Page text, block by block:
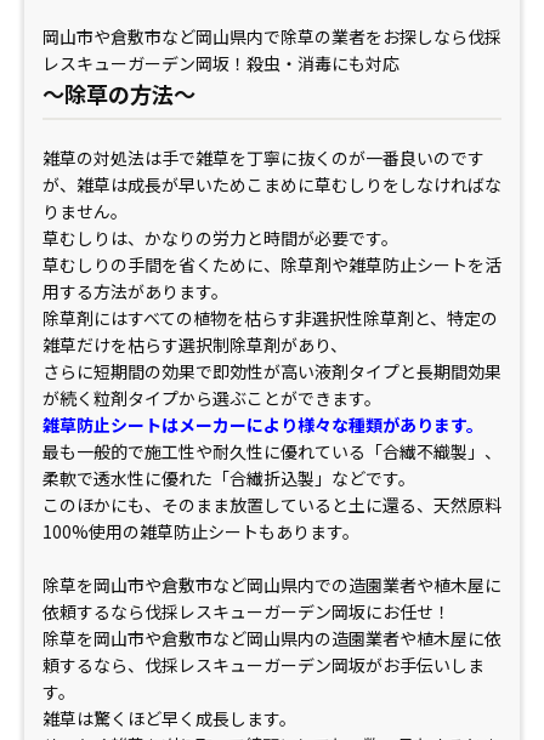
岡山市や倉敷市など岡山県内で除草の業者をお探しなら伐採
レスキューガーデン岡坂！殺虫・消毒にも対応
～除草の方法～
雑草の対処法は手で雑草を丁寧に抜くのが一番良いのです
が、雑草は成長が早いためこまめに草むしりをしなければな
りません。
草むしりは、かなりの労力と時間が必要です。
草むしりの手間を省くために、除草剤や雑草防止シートを活
用する方法があります。
除草剤にはすべての植物を枯らす非選択性除草剤と、特定の
雑草だけを枯らす選択制除草剤があり、
さらに短期間の効果で即効性が高い液剤タイプと長期間効果
が続く粒剤タイプから選ぶことができます。
雑草防止シートはメーカーにより様々な種類があります。
最も一般的で施工性や耐久性に優れている「合繊不織製」、
柔軟で透水性に優れた「合繊折込製」などです。
このほかにも、そのまま放置していると土に還る、天然原料
100%使用の雑草防止シートもあります。
除草を岡山市や倉敷市など岡山県内での造園業者や植木屋に
依頼するなら伐採レスキューガーデン岡坂にお任せ！
除草を岡山市や倉敷市など岡山県内の造園業者や植木屋に依
頼するなら、伐採レスキューガーデン岡坂がお手伝いしま
す。
雑草は驚くほど早く成長します。